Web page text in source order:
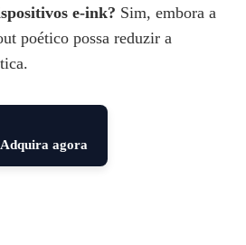
e‑ink? Sim, embora a
poético possa reduzir a
Adquira agora